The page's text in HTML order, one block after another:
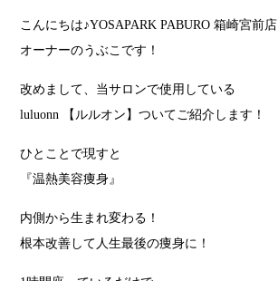
こんにちは♪YOSAPARK PABURO 箱崎宮前店
オーナーのうぶこです！
改めまして、当サロンで使用している
luluonn 【ルルオン】ついてご紹介します！
ひとことで現すと
『温熱美容痩身』
内側から生まれ変わる！
根本改善して人生最後の痩身に！